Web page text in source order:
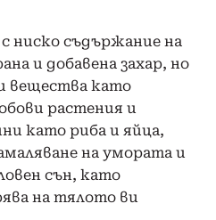
ниско съдържание на
и добавена захар, но
вещества като
растения и
като риба и яйца,
на умората и
сън, като
на тялото ви